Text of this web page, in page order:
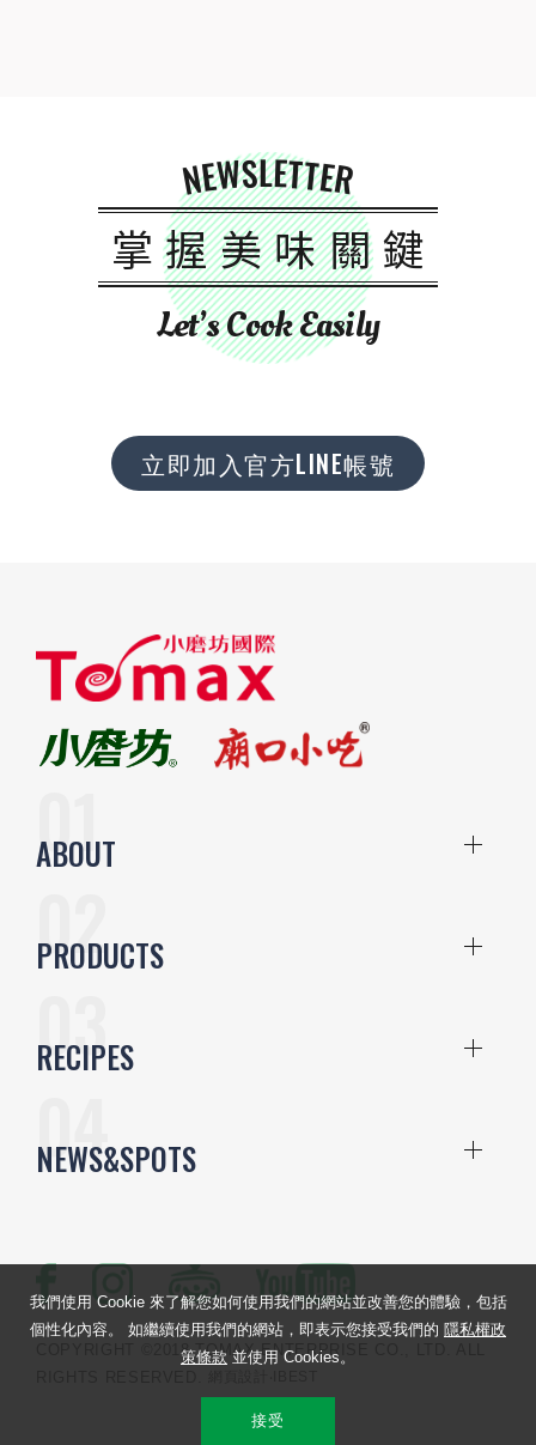
NEWSLETTER
掌握美味關鍵
Let’s Cook Easily
立即加入官方LINE帳號
ABOUT
PRODUCTS
RECIPES
NEWS&SPOTS
COPYRIGHT ©2018 TOMAX ENTERPRISE CO., LTD. ALL
我們使用 Cookie 來了解您如何使用我們的網站並改善您的體驗，包括
個性化內容。 如繼續使用我們的網站，即表示您接受我們的 隱私權政
策條款 並使用 Cookies。
接受